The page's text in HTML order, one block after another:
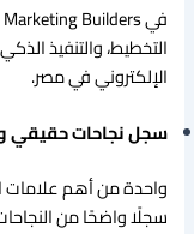
التخطيط، والتنفيذ
الإلكتروني في مصر.
سجل نجاحات حقيقي
واحدة من أهم
سجلًا واضحًا من